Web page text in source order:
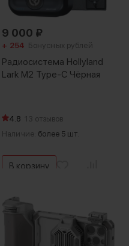
9 000 ₽
+ 254 Бонусных рублей
Радиосистема Hollyland
Lark M2 Type-C Чёрная
4.8
13 отзывов
Наличие: более 5 шт.
В корзину